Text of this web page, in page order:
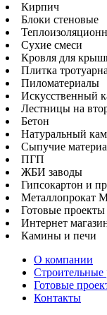
Кирпич
Блоки стеновые
Сухие смеси
Кровля для
Плитка
Пиломатериалы
Искусственный
Лестницы на
Бетон
Натуральный
Сыпучие
ПГП
ЖБИ заводы
Гипсокартон и
Металлопрокат
Готовые
Интернет
Камины и печи
О компании
Строительные
Готовые
Контакты